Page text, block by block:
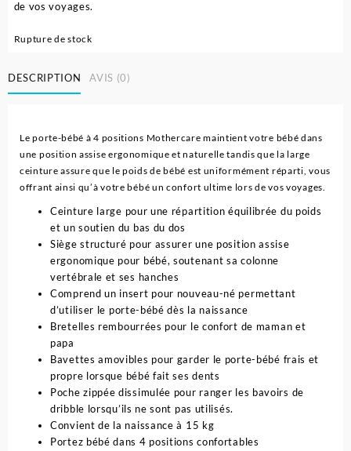
de vos voyages.
Rupture de stock
DESCRIPTION AVIS (0)
Le porte-bébé à 4 positions Mothercare maintient votre bébé dans
une position assise ergonomique et naturelle tandis que la large
ceinture assure que le poids de bébé est uniformément réparti, vous
offrant ainsi qu’à votre bébé un confort ultime lors de vos voyages.
Ceinture large pour une répartition équilibrée du poids
et un soutien du bas du dos
Siège structuré pour assurer une position assise
ergonomique pour bébé, soutenant sa colonne
vertébrale et ses hanches
Comprend un insert pour nouveau-né permettant
d’utiliser le porte-bébé dès la naissance
Bretelles rembourrées pour le confort de maman et
papa
Bavettes amovibles pour garder le porte-bébé frais et
propre lorsque bébé fait ses dents
Poche zippée dissimulée pour ranger les bavoirs de
dribble lorsqu’ils ne sont pas utilisés.
Convient de la naissance à 15 kg
Portez bébé dans 4 positions confortables